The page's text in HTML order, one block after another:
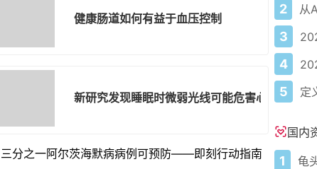
健康肠道如何有益于血压控制
新研究发现睡眠时微弱光线可能危害心脏健康
三分之一阿尔茨海默病病例可预防——即刻行动指南
2
3
4
5
国内
1